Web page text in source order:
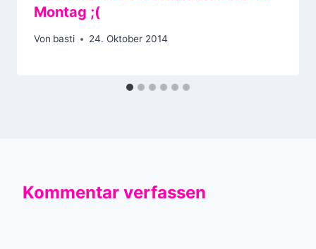
Montag ;(
Von basti 24. Oktober 2014
Kommentar verfassen